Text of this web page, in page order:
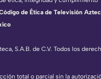
S.A.B. de C.V. Todos los
total o parcial sin la
de Ética de Televisión